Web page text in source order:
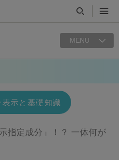
MENU
示と基礎知識
指定成分」！？ 一体何が